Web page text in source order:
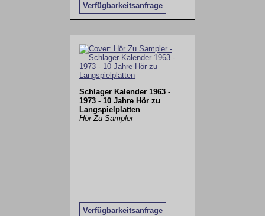
Verfügbarkeitsanfrage
Schlager Kalender 1963 -
1973 - 10 Jahre Hör zu
Langspielplatten
Hör Zu Sampler
Verfügbarkeitsanfrage